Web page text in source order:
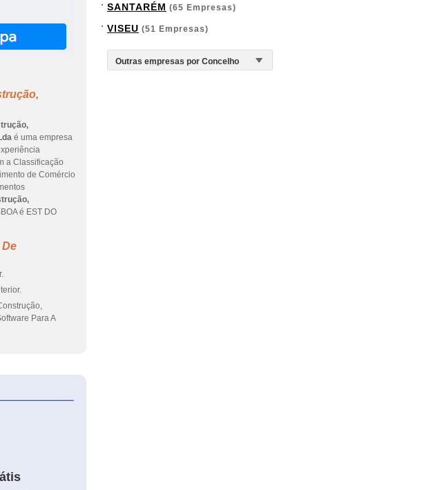
é uma empresa
a Classificação
de Comércio
é EST DO
Para A
SANTARÉM (65 Empresas)
VISEU (51 Empresas)